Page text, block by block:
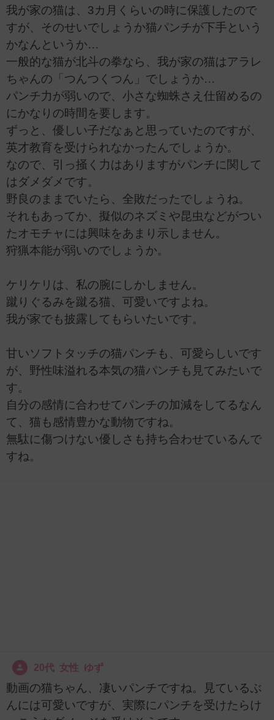
我が家の猫は、3カ月くらいの時に保護したので
すが、そのせいでしょうか猫パンチが下手という
かなんというか…
一般的な猫が北斗の拳なら、我が家の猫はアラレ
ちゃんの「つんつくつん」でしょうか…
パンチ力が弱いので、小さな蜘蛛さえ仕留めるの
にかなりの時間を要します。
ずっと、優しい子だなぁと思っていたのですが、
英才教育を受けられなかったんでしょうか。
なので、引っ掻く力はありますがパンチに関して
はダメダメです。
野良のままでいたら、全敗だったでしょうね。
それもあってか、擬似のネズミや昆虫などがつい
たオモチャには興味をあまり示しません。
狩猟本能が弱いのでしょうか。
ケリケリは、私の腕にしかしません。
蹴りぐるみを蹴る猫、可愛いですよね。
我が家でも披露してもらいたいです。
甘いソフトタッチの猫パンチも、可愛らしいです
が、野性味溢れる本気の猫パンチも見てみたいで
す。
自分の感情に合わせてパンチの加減をしてるなん
て、猫も感情豊かな動物ですね。
無駄に傷つけない優しさも持ち合わせているんで
すね。
20代 女性 ゆず
動画の猫ちゃん、凄いパンチですね。見ているぶ
んには可愛いですが、実際にパンチを受けたらけ